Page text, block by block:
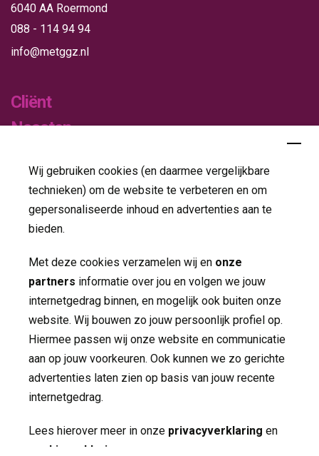
Wij gebruiken cookies (en daarmee vergelijkbare
technieken) om de website te verbeteren en om
gepersonaliseerde inhoud en advertenties aan te
bieden.
Met deze cookies verzamelen wij en onze
partners informatie over jou en volgen we jouw
internetgedrag binnen, en mogelijk ook buiten onze
website. Wij bouwen zo jouw persoonlijk profiel op.
Hiermee passen wij onze website en communicatie
aan op jouw voorkeuren. Ook kunnen we zo gerichte
advertenties laten zien op basis van jouw recente
internetgedrag.
Lees hierover meer in onze privacyverklaring en
cookieverklaring
6040 AA Roermond
088 - 114 94 94
info@metggz.nl
Cliënt
Naasten
Publicaties
Folders
Jaarverslagen
Nieuws
Contact
Volg ons op